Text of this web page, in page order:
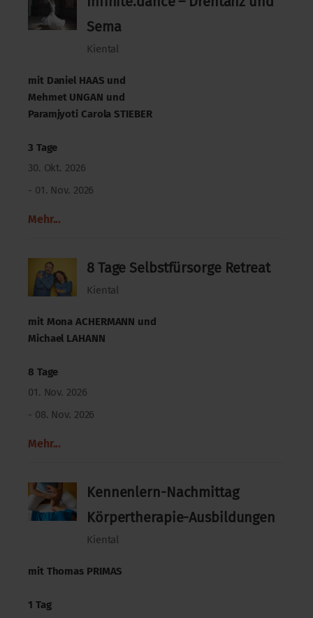
Sema
Kiental
mit Daniel HAAS und
Mehmet UNGAN und
Paramjyoti Carola STIEBER
3 Tage
30. Okt. 2026
- 01. Nov. 2026
Mehr...
8 Tage Selbstfürsorge Retreat
Kiental
mit Mona ACHERMANN und
Michael LAHANN
8 Tage
01. Nov. 2026
- 08. Nov. 2026
Mehr...
Kennenlern-Nachmittag
Körpertherapie-Ausbildungen
Kiental
mit Thomas PRIMAS
1 Tag